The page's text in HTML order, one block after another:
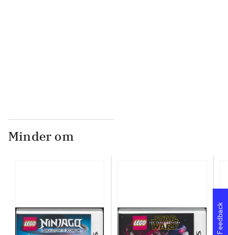
Minder om
Feedback